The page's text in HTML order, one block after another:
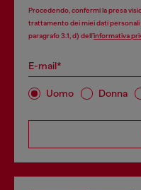
Procedendo, confermi la presa
trattamento dei miei dati personali
paragrafo 3.1, d) dell’informativa
E-mail*
Uomo Donna